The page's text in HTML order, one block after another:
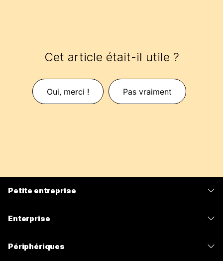
Cet article était-il utile ?
Oui, merci ! Pas vraiment
Petite entreprise
Enterprise
Périphériques